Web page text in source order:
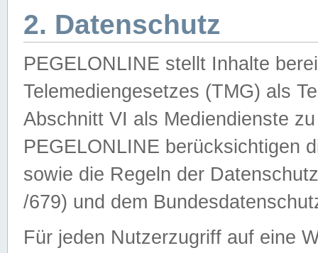
2. Datenschutz
PEGELONLINE stellt Inhalte
Telemediengesetzes (TMG) als
Abschnitt VI als Mediendienste
PEGELONLINE berücksichtigen
sowie die Regeln der
/679) und dem
Für jeden Nutzerzugriff auf eine